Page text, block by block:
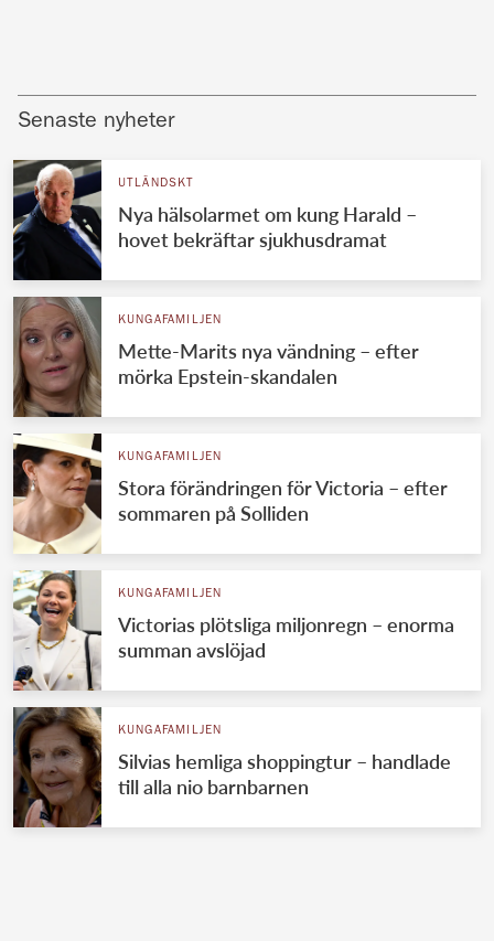
Senaste nyheter
UTLÄNDSKT
Nya hälsolarmet om kung Harald –
hovet bekräftar sjukhusdramat
KUNGAFAMILJEN
Mette-Marits nya vändning – efter
mörka Epstein-skandalen
KUNGAFAMILJEN
Stora förändringen för Victoria – efter
sommaren på Solliden
KUNGAFAMILJEN
Victorias plötsliga miljonregn – enorma
summan avslöjad
KUNGAFAMILJEN
Silvias hemliga shoppingtur – handlade
till alla nio barnbarnen